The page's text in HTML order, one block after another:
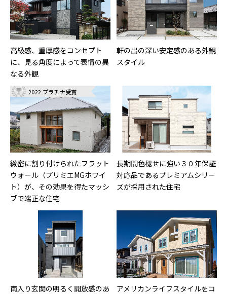
高級感、重厚感をコンセプト
に、見る角度によって表情の異
なる外観
軒の出の深い安定感のある外観
スタイル
2022 プラチナ受賞
緻密に割り付けられたフラット
ウォール（プリミエMGホワイ
ト）が、その効果を得たマッシ
ブで端正な住宅
長期間色褪せに強い３０年保証
対応品であるプレミアムシリー
ズが採用された住宅
南入り玄関の明るく開放感のあ アメリカンライフスタイルをコ